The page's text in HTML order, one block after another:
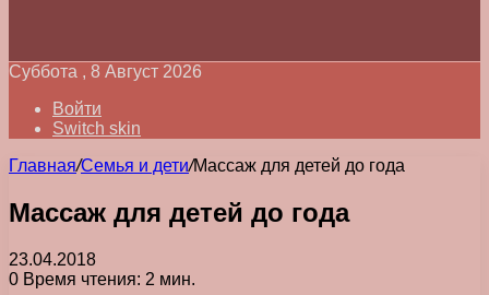
Суббота , 8 Август 2026
Войти
Switch skin
Главная/Семья и дети/Массаж для детей до года
Массаж для детей до года
23.04.2018
0 Время чтения: 2 мин.